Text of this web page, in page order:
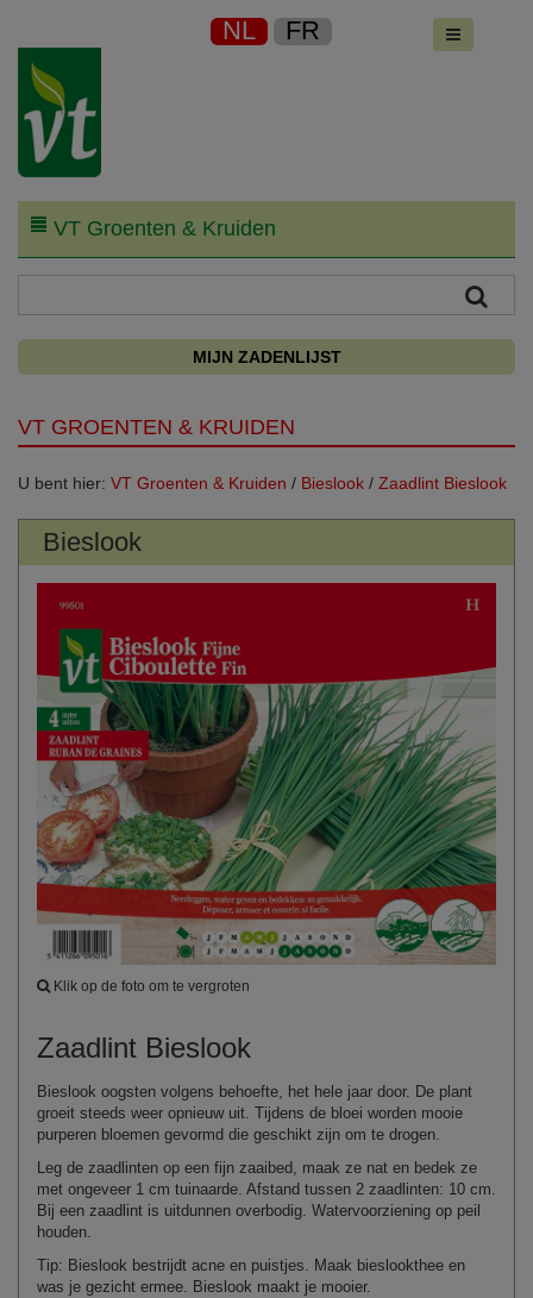
NL FR
VT Groenten & Kruiden
MIJN ZADENLIJST
VT GROENTEN & KRUIDEN
U bent hier: VT Groenten & Kruiden / Bieslook / Zaadlint Bieslook
Bieslook
Klik op de foto om te vergroten
Zaadlint Bieslook
Bieslook oogsten volgens behoefte, het hele jaar door. De plant
groeit steeds weer opnieuw uit. Tijdens de bloei worden mooie
purperen bloemen gevormd die geschikt zijn om te drogen.
Leg de zaadlinten op een fijn zaaibed, maak ze nat en bedek ze
met ongeveer 1 cm tuinaarde. Afstand tussen 2 zaadlinten: 10 cm.
Bij een zaadlint is uitdunnen overbodig. Watervoorziening op peil
houden.
Tip: Bieslook bestrijdt acne en puistjes. Maak bieslookthee en
was je gezicht ermee. Bieslook maakt je mooier.